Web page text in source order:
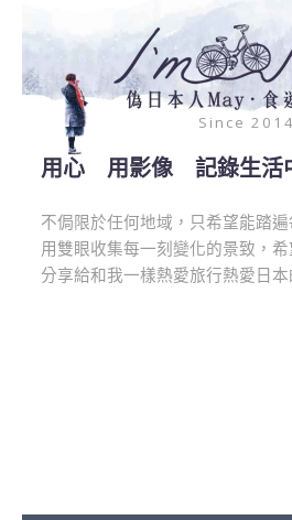
Since
用心 用影像 記錄生活
不侷限於任何地域，只希望能踏
用雙眼收集每一刻變化的景致，
分享給和我一樣熱愛旅行熱愛日本